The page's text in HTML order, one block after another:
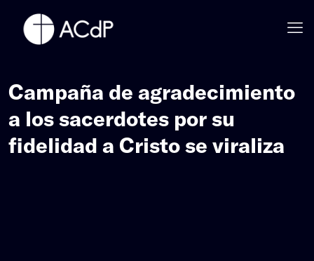
Campaña de agradecimiento
a los sacerdotes por su
fidelidad a Cristo se viraliza